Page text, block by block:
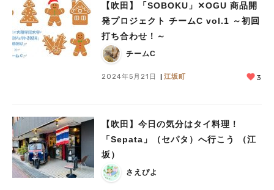
【吹田】「SOBOKU」✕OGU 商品開
発プロジェクト チームC vol.1 ～初回
打ち合わせ！～
チームC
2024年5月21日 江坂町 3
【吹田】今日の気分はタイ料理！
「Sepata」（セパタ）へ行こう （江
坂）
さえぴよ